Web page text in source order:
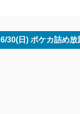
30(日) ポケカ詰め